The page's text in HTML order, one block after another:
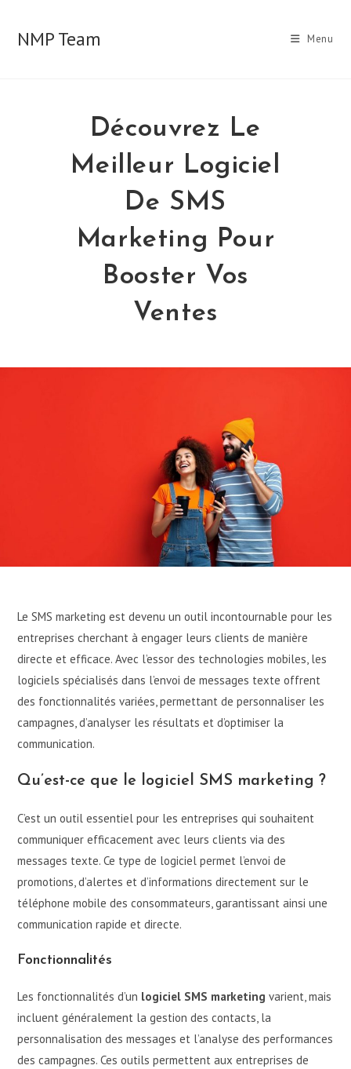
contentNMP Team Menu
Découvrez Le
Meilleur Logiciel
De SMS
Marketing Pour
Booster Vos
Ventes
Le SMS marketing est devenu un outil incontournable pour les
entreprises cherchant à engager leurs clients de manière
directe et efficace. Avec l’essor des technologies mobiles, les
logiciels spécialisés dans l’envoi de messages texte offrent
des fonctionnalités variées, permettant de personnaliser les
campagnes, d’analyser les résultats et d’optimiser la
communication.
Qu’est-ce que le logiciel SMS marketing ?
C’est un outil essentiel pour les entreprises qui souhaitent
communiquer efficacement avec leurs clients via des
messages texte. Ce type de logiciel permet l’envoi de
promotions, d’alertes et d’informations directement sur le
téléphone mobile des consommateurs, garantissant ainsi une
communication rapide et directe.
Fonctionnalités
Les fonctionnalités d’un logiciel SMS marketing varient, mais
incluent généralement la gestion des contacts, la
personnalisation des messages et l’analyse des performances
des campagnes. Ces outils permettent aux entreprises de